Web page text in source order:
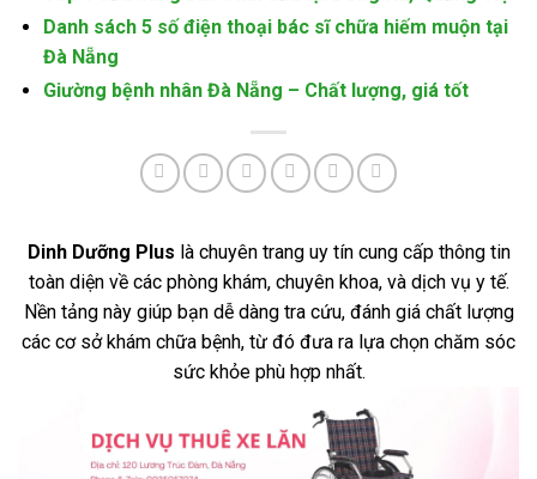
Danh sách 5 số điện thoại bác sĩ chữa hiếm muộn tại
Đà Nẵng
Giường bệnh nhân Đà Nẵng – Chất lượng, giá tốt
Dinh Dưỡng Plus là chuyên trang uy tín cung cấp thông tin
toàn diện về các phòng khám, chuyên khoa, và dịch vụ y tế.
Nền tảng này giúp bạn dễ dàng tra cứu, đánh giá chất lượng
các cơ sở khám chữa bệnh, từ đó đưa ra lựa chọn chăm sóc
sức khỏe phù hợp nhất.